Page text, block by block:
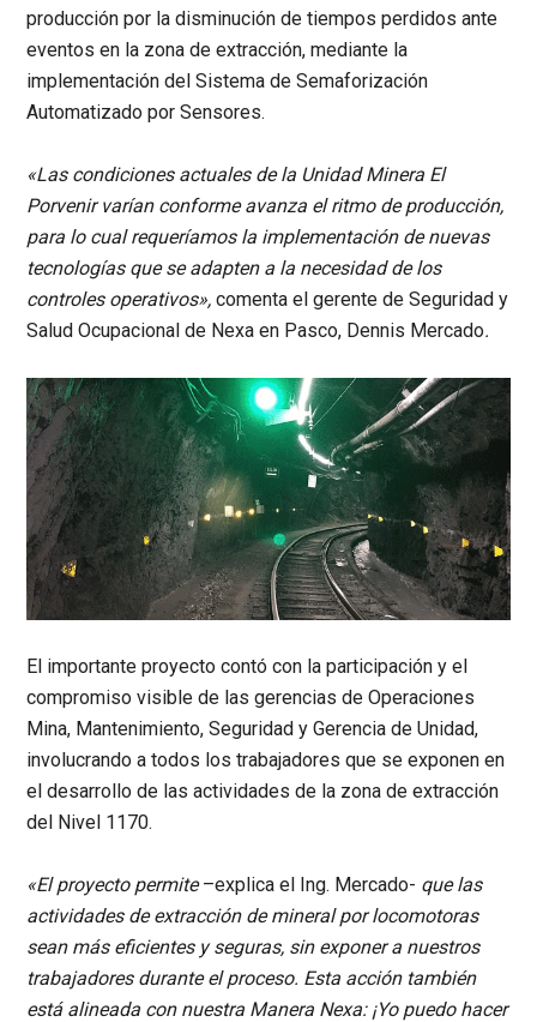
producción por la disminución de tiempos perdidos ante
eventos en la zona de extracción, mediante la
implementación del Sistema de Semaforización
Automatizado por Sensores.
«Las condiciones actuales de la Unidad Minera El
Porvenir varían conforme avanza el ritmo de producción,
para lo cual requeríamos la implementación de nuevas
tecnologías que se adapten a la necesidad de los
controles operativos»,comenta el gerente de Seguridad y
Salud Ocupacional de Nexa en Pasco, Dennis Mercado.
El importante proyecto contó con la participación y el
compromiso visible de las gerencias de Operaciones
Mina, Mantenimiento, Seguridad y Gerencia de Unidad,
involucrando a todos los trabajadores que se exponen en
el desarrollo de las actividades de la zona de extracción
del Nivel 1170.
«El proyecto permite–explica el Ing. Mercado- que las
actividades de extracción de mineral por locomotoras
sean más eficientes y seguras, sin exponer a nuestros
trabajadores durante el proceso. Esta acción también
está alineada con nuestra Manera Nexa: ¡Yo puedo hacer